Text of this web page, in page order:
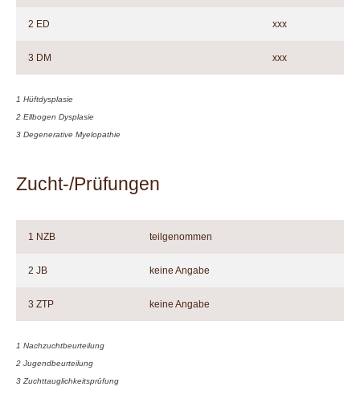
2 ED xxx
3 DM xxx
1 Hüftdysplasie
2 Ellbogen Dysplasie
3 Degenerative Myelopathie
Zucht-/Prüfungen
1 NZB teilgenommen
2 JB keine Angabe
3 ZTP keine Angabe
1 Nachzuchtbeurteilung
2 Jugendbeurteilung
3 Zuchttauglichkeitsprüfung